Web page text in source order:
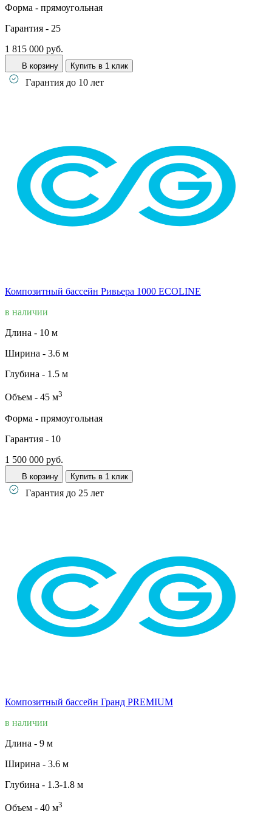
Форма - прямоугольная
Гарантия - 25
1 815 000 руб.
В корзину Купить в 1 клик
Гарантия до 10 лет
Композитный бассейн Ривьера 1000 ECOLINE
в наличии
Длина - 10 м
Ширина - 3.6 м
Глубина - 1.5 м
Объем - 45 м3
Форма - прямоугольная
Гарантия - 10
1 500 000 руб.
В корзину Купить в 1 клик
Гарантия до 25 лет
Композитный бассейн Гранд PREMIUM
в наличии
Длина - 9 м
Ширина - 3.6 м
Глубина - 1.3-1.8 м
Объем - 40 м3